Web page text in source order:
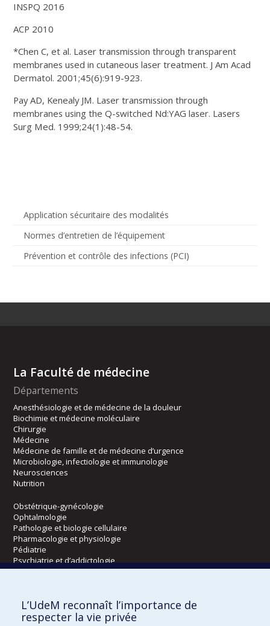
Application sécuritaire des modalités
Normes d’entretien de l’équipement
Prévention et contrôle des infections (PCI)
INSPQ 2016
ACP 2010
*Chen C, et al. Laser transmission through transparent
membranes used in cutaneous laser treatment. J Am Acad
Dermatol. 2001;45(6):919-923.
Pay AD, Kenealy JM. Laser transmission through
membranes using the Q-switched Nd:YAG laser. Lasers
Surg Med. 1999;24(1):48-54.
La Faculté de médecine
Départements
Anesthésiologie et de médecine de la douleur
Biochimie et médecine moléculaire
Chirurgie
Médecine
Médecine de famille et de médecine d’urgence
Microbiologie, infectiologie et immunologie
Neurosciences
Nutrition
Obstétrique-gynécologie
Ophtalmologie
Pathologie et biologie cellulaire
Pharmacologie et physiologie
Pédiatrie
Psychiatrie et d’addictologie
Radiologie, radio-oncologie et médecine nucléaire
Écoles
L’UdeM reconnaît l’importance de
respecter la vie privée